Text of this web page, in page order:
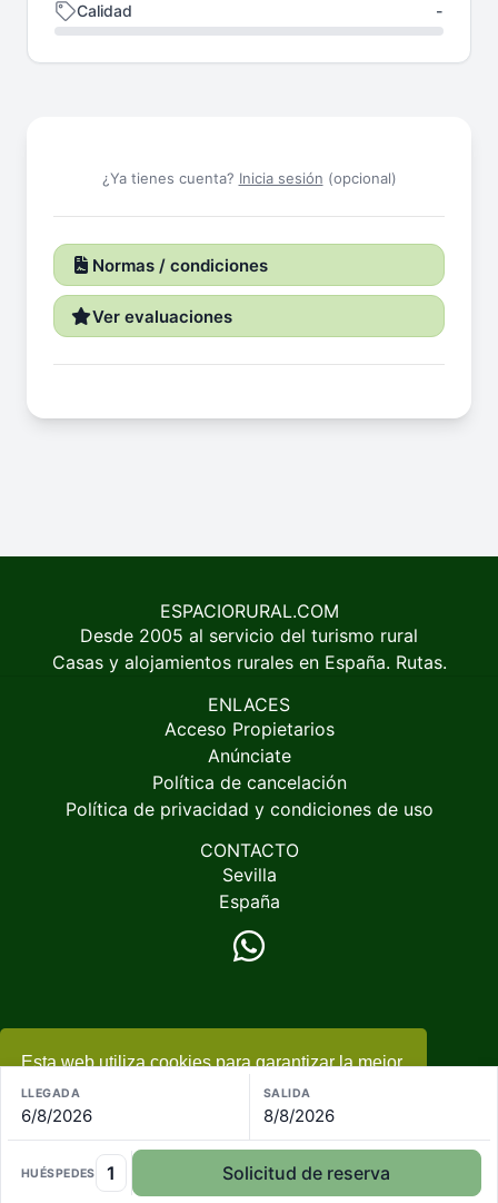
Esta web utiliza cookies para garantizar la mejor
experiencia
Acepto
Calidad -
LLEGADA
6/8/2026
SALIDA
8/8/2026
HUÉSPEDES 1 Solicitud de reserva
¿Ya tienes cuenta? Inicia sesión (opcional)
Normas / condiciones
Ver evaluaciones
ESPACIORURAL.COM
Desde 2005 al servicio del turismo rural
Casas y alojamientos rurales en España. Rutas.
ENLACES
Acceso Propietarios
Anúnciate
Política de cancelación
Política de privacidad y condiciones de uso
CONTACTO
Sevilla
España
EspacioRural.com